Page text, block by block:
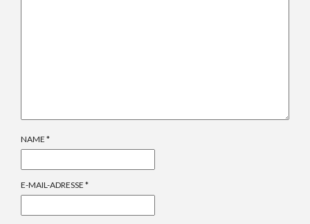
NAME *
E-MAIL-ADRESSE *